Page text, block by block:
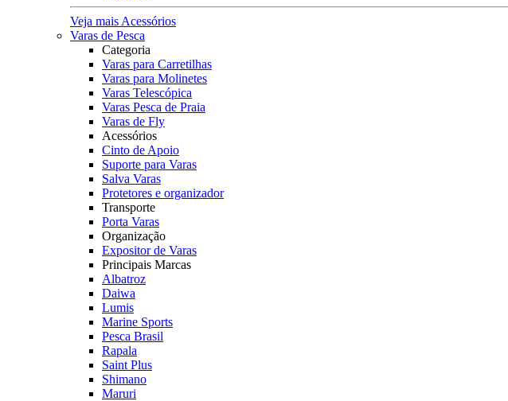
Veja mais Acessórios
Varas de Pesca
Categoria
Varas para Carretilhas
Varas para Molinetes
Varas Telescópica
Varas Pesca de Praia
Varas de Fly
Acessórios
Cinto de Apoio
Suporte para Varas
Salva Varas
Protetores e organizador
Transporte
Porta Varas
Organização
Expositor de Varas
Principais Marcas
Albatroz
Daiwa
Lumis
Marine Sports
Pesca Brasil
Rapala
Saint Plus
Shimano
Maruri